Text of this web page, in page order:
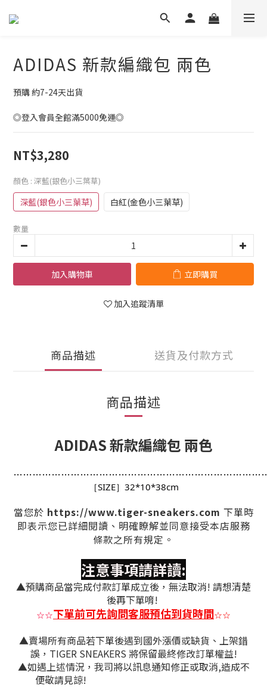
ADIDAS 新款編織包 兩色
預購 約7-24天出貨
◎登入會員全館滿5000免運◎
NT$3,280
顏色 : 深藍(銀色小三葉草)
深藍(銀色小三葉草) 白紅(金色小三葉草)
數量
加入購物車 立即購買
加入追蹤清單
商品描述 送貨及付款方式
商品描述
ADIDAS 新款編織包 兩色
……………………………………………………………………
［SIZE］32*10*38cm
當您於 https://www.tiger-sneakers.com 下單時
即表示您已詳細閱讀、明確瞭解並同意接受本店服務
條款之所有規定。
注意事項請詳讀:
▲預購商品當完成付款訂單成立後，無法取消! 請想清楚
後再下單唷!
☆☆下單前可先詢問客服預估到貨時間☆☆
▲賣場所有商品若下單後遇到國外漲價或缺貨、上架錯
誤，TIGER SNEAKERS 將保留最終修改訂單權益!
▲如遇上述情況，我司將以訊息通知修正或取消,造成不
便敬請見諒!